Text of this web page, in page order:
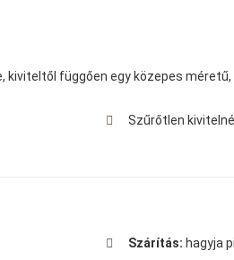
függően egy közepes
Szűrőtlen
Szárítás: hagyja